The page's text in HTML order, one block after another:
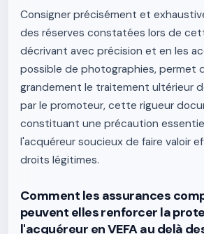
Consigner précisément et
des réserves constatées lors de
décrivant avec précision et en les
possible de photographies, permet
grandement le traitement ultérieur
par le promoteur, cette rigueur
constituant une précaution
l'acquéreur soucieux de faire valoir
droits légitimes.
Comment les assurances
peuvent elles renforcer la
l'acquéreur en VEFA au delà